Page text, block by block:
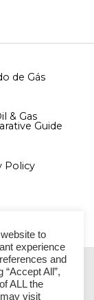
de Gás
& Gas
Guide
Policy
PAULO
to
experience
and
All”,
ALL the
visit